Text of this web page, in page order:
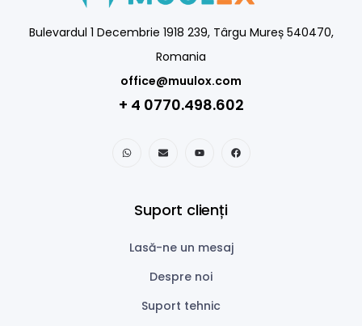
Bulevardul 1 Decembrie 1918 239, Târgu Mureș 540470,
Romania
office@muulox.com
+ 4 0770.498.602
Suport clienți
Lasă-ne un mesaj
Despre noi
Suport tehnic